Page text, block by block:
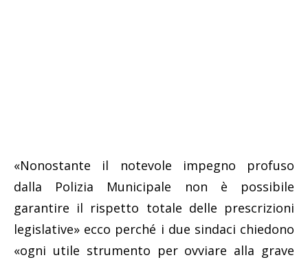
«Nonostante il notevole impegno profuso
dalla Polizia Municipale non è possibile
garantire il rispetto totale delle prescrizioni
legislative» ecco perché i due sindaci chiedono
«ogni utile strumento per ovviare alla grave